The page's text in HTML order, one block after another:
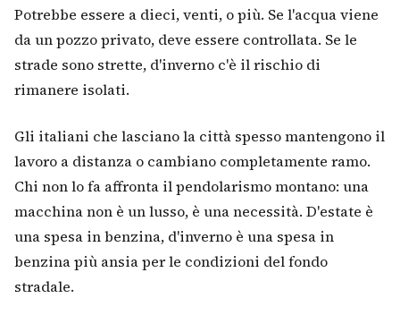
Potrebbe essere a dieci, venti, o più. Se l'acqua viene
da un pozzo privato, deve essere controllata. Se le
strade sono strette, d'inverno c'è il rischio di
rimanere isolati.
Gli italiani che lasciano la città spesso mantengono il
lavoro a distanza o cambiano completamente ramo.
Chi non lo fa affronta il pendolarismo montano: una
macchina non è un lusso, è una necessità. D'estate è
una spesa in benzina, d'inverno è una spesa in
benzina più ansia per le condizioni del fondo
stradale.